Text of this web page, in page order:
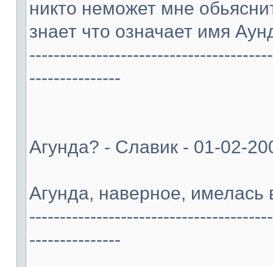
никто неможет мне
знает что означает имя
---------------
Агунда? - Славик - 01-02-
Агунда, наверное, имелась
---------------